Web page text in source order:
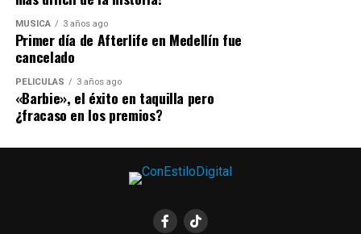
MUSICA 3 años ago
Primer día de Afterlife en Medellín fue
cancelado
PELICULAS 3 años ago
«Barbie», el éxito en taquilla pero
¿fracaso en los premios?